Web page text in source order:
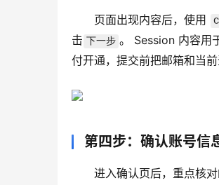
页面出现内容后，使用
击 下一步 。 Session 内容用
付开通，提交前把邮箱和当
第四步：确认账号信
进入确认页后，重点核